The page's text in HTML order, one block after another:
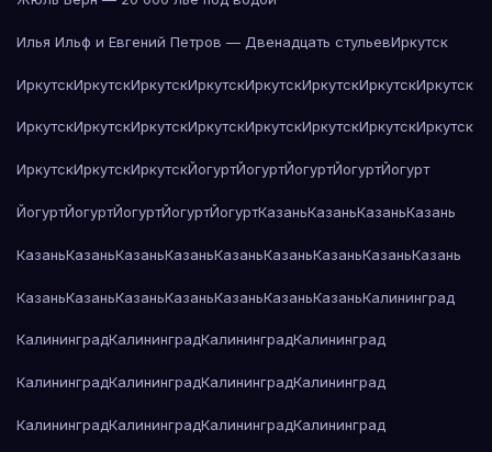
Илья Ильф и Евгений Петров — Двенадцать стульевИркутск
ИркутскИркутскИркутскИркутскИркутскИркутскИркутскИркутск
ИркутскИркутскИркутскИркутскИркутскИркутскИркутскИркутск
ИркутскИркутскИркутскЙогуртЙогуртЙогуртЙогуртЙогурт
ЙогуртЙогуртЙогуртЙогуртЙогуртКазаньКазаньКазаньКазань
КазаньКазаньКазаньКазаньКазаньКазаньКазаньКазаньКазань
КазаньКазаньКазаньКазаньКазаньКазаньКазаньКалининград
КалининградКалининградКалининградКалининград
КалининградКалининградКалининградКалининград
КалининградКалининградКалининградКалининград